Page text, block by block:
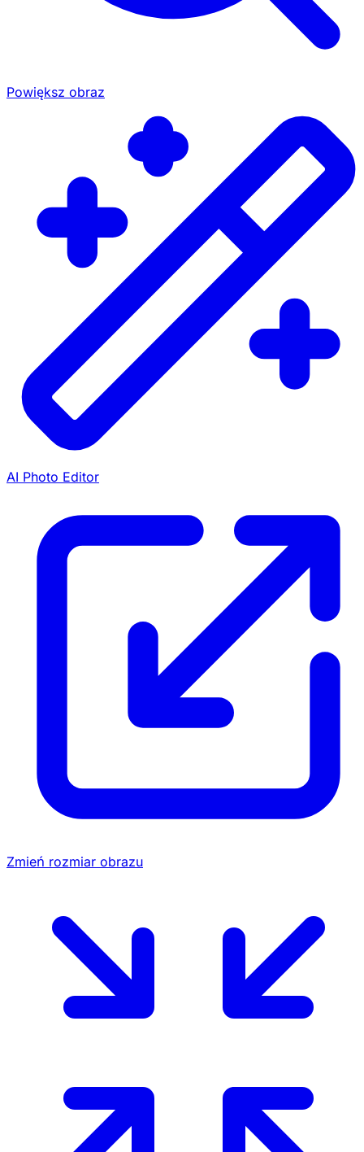
Powiększ obraz
AI Photo Editor
Zmień rozmiar obrazu